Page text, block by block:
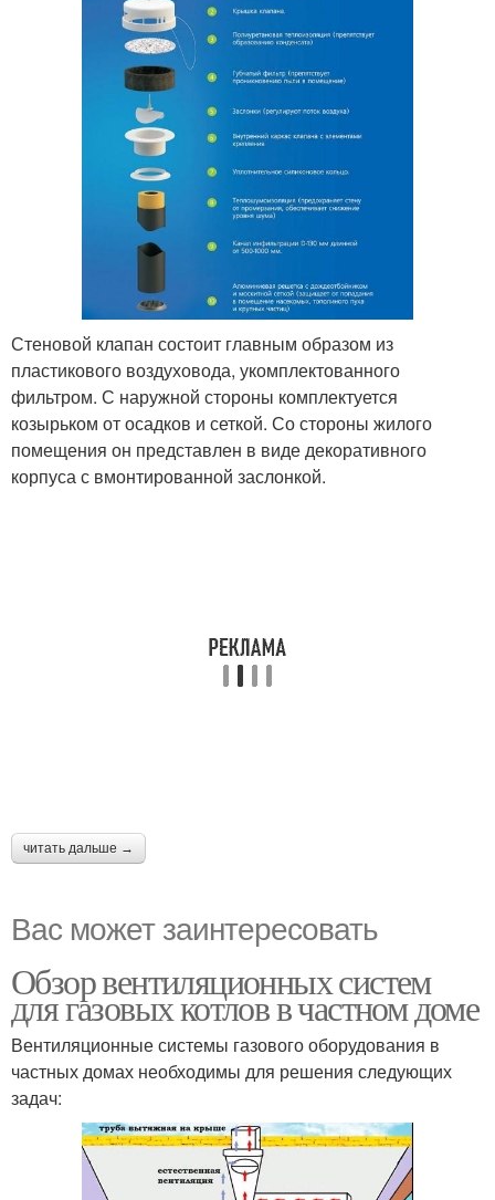
Стеновой клапан состоит главным образом из
пластикового воздуховода, укомплектованного
фильтром. С наружной стороны комплектуется
козырьком от осадков и сеткой. Со стороны жилого
помещения он представлен в виде декоративного
корпуса с вмонтированной заслонкой.
читать дальше →
Вас может заинтересовать
Обзор вентиляционных систем
для газовых котлов в частном доме
Вентиляционные системы газового оборудования в
частных домах необходимы для решения следующих
задач: